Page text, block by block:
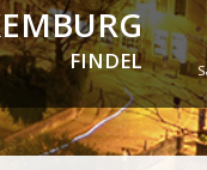
FINDEL